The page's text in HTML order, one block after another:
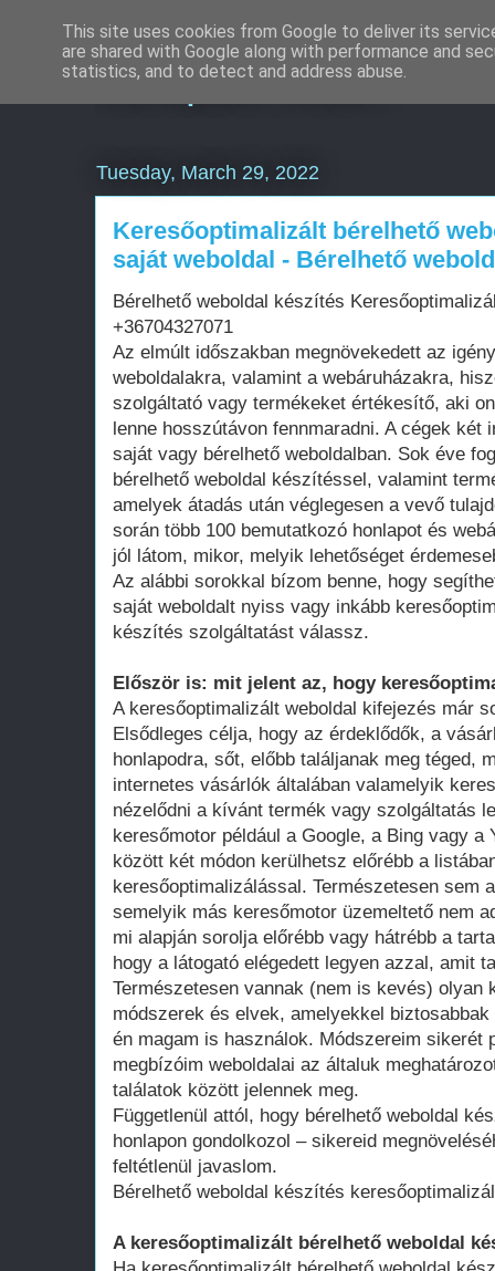
Komplex Web+
Tuesday, March 29, 2022
Keresőoptimalizált bérelhető
saját weboldal - Bérelhető
Bérelhető weboldal készítés
+36704327071
Az elmúlt időszakban megnövekedett az
weboldalakra, valamint a webáruházakra,
szolgáltató vagy termékeket értékesítő, aki
lenne hosszútávon fennmaradni. A cégek két
saját vagy bérelhető weboldalban. Sok éve
bérelhető weboldal készítéssel, valamint
amelyek átadás után véglegesen a vevő
során több 100 bemutatkozó honlapot és
jól látom, mikor, melyik lehetőséget
Az alábbi sorokkal bízom benne, hogy
saját weboldalt nyiss vagy inkább
készítés szolgáltatást válassz.
Először is: mit jelent az, hogy
A keresőoptimalizált weboldal kifejezés már
Elsődleges célja, hogy az érdeklődők, a
honlapodra, sőt, előbb találjanak meg téged,
internetes vásárlók általában valamelyik
nézelődni a kívánt termék vagy szolgáltatás
keresőmotor például a Google, a Bing vagy a
között két módon kerülhetsz előrébb a
keresőoptimalizálással. Természetesen sem
semelyik más keresőmotor üzemeltető nem
mi alapján sorolja előrébb vagy hátrébb a
hogy a látogató elégedett legyen azzal, amit
Természetesen vannak (nem is kevés) olyan
módszerek és elvek, amelyekkel
én magam is használok. Módszereim sikerét
megbízóim weboldalai az általuk
találatok között jelennek meg.
Függetlenül attól, hogy bérelhető weboldal
honlapon gondolkozol – sikereid
feltétlenül javaslom.
Bérelhető weboldal készítés
A keresőoptimalizált bérelhető weboldal
This site uses cookies from Google to deliver its
are shared with Google along with performance and
statistics, and to detect and address abuse.